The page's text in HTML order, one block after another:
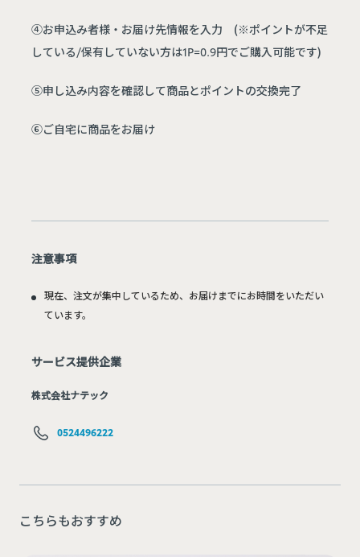
④お申込み者様・お届け先情報を入力 (※ポイントが不足
している/保有していない方は1P=0.9円でご購入可能です)
⑤申し込み内容を確認して商品とポイントの交換完了
⑥ご自宅に商品をお届け
注意事項
現在、注文が集中しているため、お届けまでにお時間をいただい
ています。
サービス提供企業
株式会社ナテック
0524496222
こちらもおすすめ